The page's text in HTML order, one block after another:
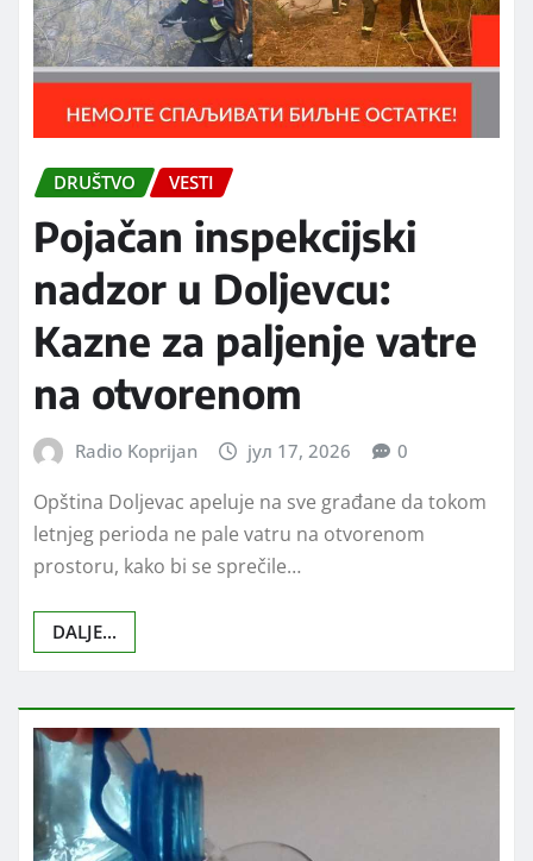
DRUŠTVO VESTI
Pojačan inspekcijski
nadzor u Doljevcu:
Kazne za paljenje vatre
na otvorenom
Radio Koprijan јул 17, 2026 0
Opština Doljevac apeluje na sve građane da tokom
letnjeg perioda ne pale vatru na otvorenom
prostoru, kako bi se sprečile…
DALJE...